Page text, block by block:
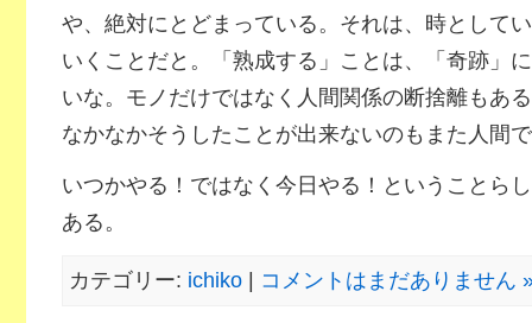
や、絶対にとどまっている。それは、時として
いくことだと。「熟成する」ことは、「奇跡」
いな。モノだけではなく人間関係の断捨離もあ
なかなかそうしたことが出来ないのもまた人間
いつかやる！ではなく今日やる！ということら
ある。
カテゴリー: ichiko| コメントはまだありません